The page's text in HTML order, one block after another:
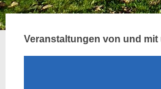
Veranstaltungen von und mit